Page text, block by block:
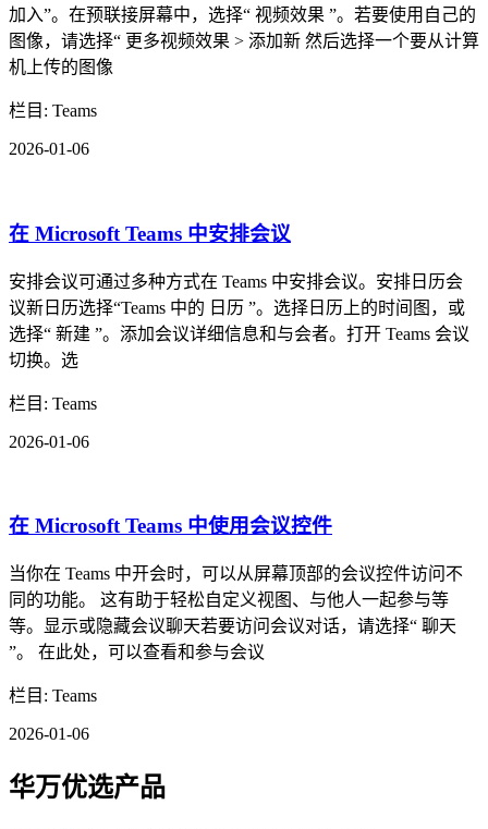
加入”。在预联接屏幕中，选择“ 视频效果 ”。若要使用自己的
图像，请选择“ 更多视频效果 > 添加新 然后选择一个要从计算
机上传的图像
栏目: Teams
2026-01-06
在 Microsoft Teams 中安排会议
安排会议可通过多种方式在 Teams 中安排会议。安排日历会
议新日历选择“Teams 中的 日历 ”。选择日历上的时间图，或
选择“ 新建 ”。添加会议详细信息和与会者。打开 Teams 会议
切换。选
栏目: Teams
2026-01-06
在 Microsoft Teams 中使用会议控件
当你在 Teams 中开会时，可以从屏幕顶部的会议控件访问不
同的功能。 这有助于轻松自定义视图、与他人一起参与等
等。显示或隐藏会议聊天若要访问会议对话，请选择“ 聊天
”。 在此处，可以查看和参与会议
栏目: Teams
2026-01-06
华万优选产品